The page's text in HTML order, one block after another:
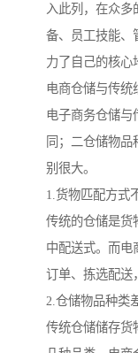
入此列，在众多
备、员工技能、
力了自己的核心
电商仓储与传统
电子商务仓储与
同；二仓储物
别很大。
1.货物匹配方式
传统的仓储是货
中配送式。而电
订单、拣选配送
2.仓储物品种类
传统仓储储存货